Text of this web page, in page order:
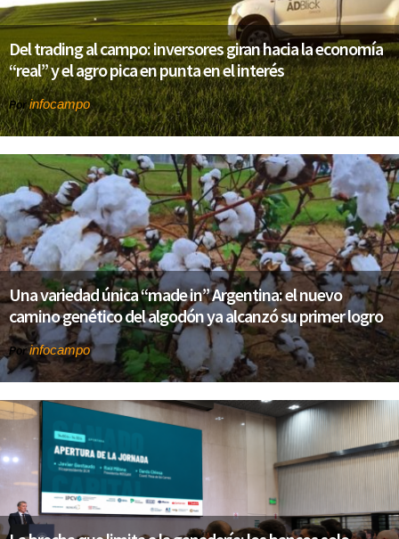
Del trading al campo: inversores giran hacia la economía
“real” y el agro pica en punta en el interés
Porinfocampo
Una variedad única “made in” Argentina: el nuevo
camino genético del algodón ya alcanzó su primer logro
Por infocampo